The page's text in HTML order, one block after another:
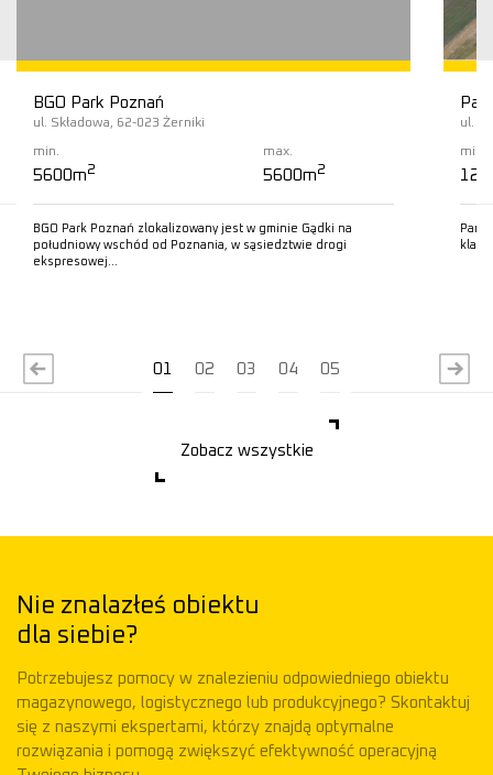
BGO Park Poznań
ul. Składowa, 62-023 Żerniki
min.
5600m2
max.
5600m2
BGO Park Poznań zlokalizowany jest w gminie Gądki na
południowy wschód od Poznania, w sąsiedztwie drogi
ekspresowej…
ul.
min.
klasy
01 02 03 04 05
Zobacz wszystkie
Nie znalazłeś obiektu
dla siebie?
Potrzebujesz pomocy w znalezieniu odpowiedniego obiektu
magazynowego, logistycznego lub produkcyjnego? Skontaktuj
się z naszymi ekspertami, którzy znajdą optymalne
rozwiązania i pomogą zwiększyć efektywność operacyjną